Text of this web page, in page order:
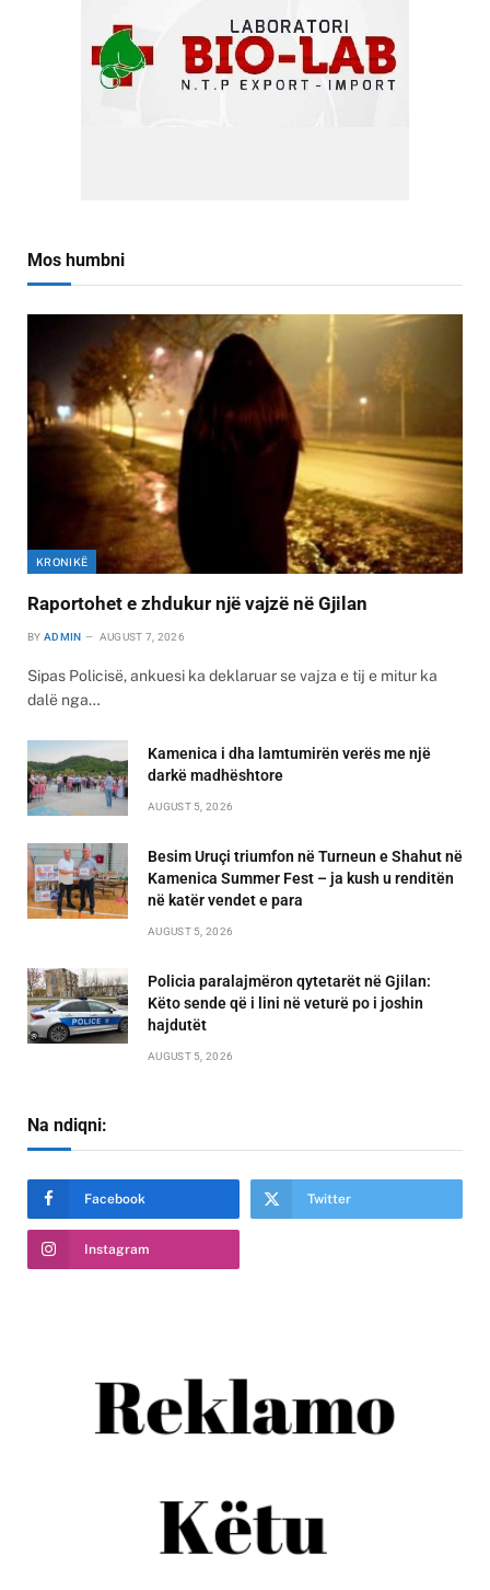
Mos humbni
KRONIKË
Raportohet e zhdukur një vajzë në Gjilan
BY ADMIN AUGUST 7, 2026
Sipas Policisë, ankuesi ka deklaruar se vajza e tij e mitur ka
dalë nga…
Kamenica i dha lamtumirën verës me një
darkë madhështore
AUGUST 5, 2026
Besim Uruçi triumfon në Turneun e Shahut në
Kamenica Summer Fest – ja kush u renditën
në katër vendet e para
AUGUST 5, 2026
Policia paralajmëron qytetarët në Gjilan:
Këto sende që i lini në veturë po i joshin
hajdutët
AUGUST 5, 2026
Na ndiqni:
Facebook Twitter
Instagram